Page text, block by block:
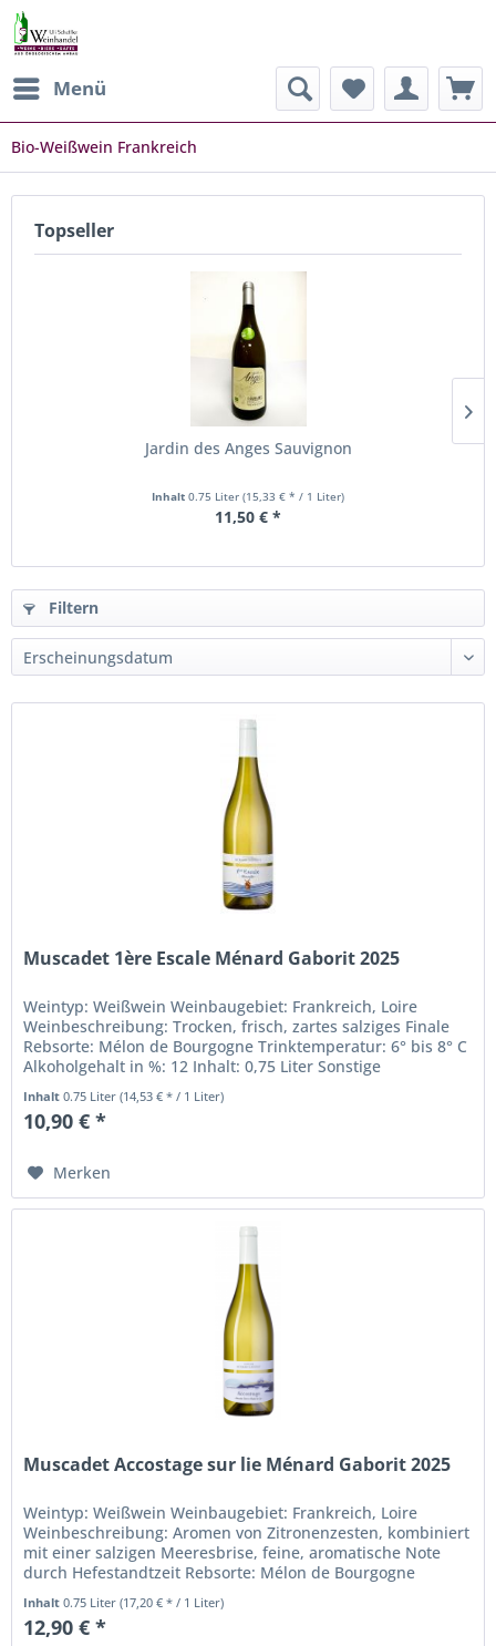
Menü
Bio-Weißwein Frankreich
Topseller
Jardin des Anges Sauvignon
Inhalt 0.75 Liter (15,33 € * / 1 Liter)
11,50 € *
Filtern
Muscadet 1ère Escale Ménard Gaborit 2025
Weintyp: Weißwein Weinbaugebiet: Frankreich, Loire
Weinbeschreibung: Trocken, frisch, zartes salziges Finale
Rebsorte: Mélon de Bourgogne Trinktemperatur: 6° bis 8° C
Alkoholgehalt in %: 12 Inhalt: 0,75 Liter Sonstige
Inhaltsstoffe:...
Inhalt0.75 Liter(14,53 € * / 1 Liter)
10,90 € *
Merken
Muscadet Accostage sur lie Ménard Gaborit 2025
Weintyp: Weißwein Weinbaugebiet: Frankreich, Loire
Weinbeschreibung: Aromen von Zitronenzesten, kombiniert
mit einer salzigen Meeresbrise, feine, aromatische Note
durch Hefestandtzeit Rebsorte: Mélon de Bourgogne
Trinktemperatur: 6° bis...
Inhalt0.75 Liter(17,20 € * / 1 Liter)
12,90 € *